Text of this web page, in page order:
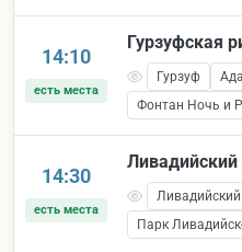
14:10
есть места
Гурзуфская
Гурзуф
Фонтан Ночь и
14:30
есть места
Парк